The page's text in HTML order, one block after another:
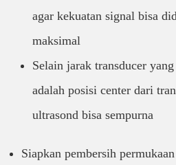
agar kekuatan signal bisa
maksimal
Selain jarak transducer
adalah posisi center dari
ultrasond bisa sempurna
Siapkan pembersih